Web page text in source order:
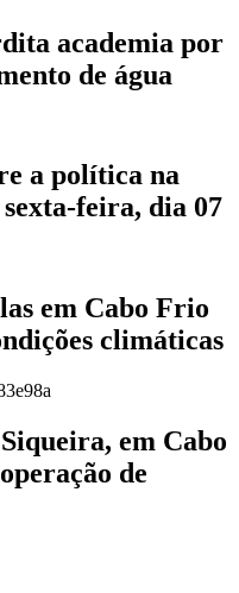
academia por
de água
a política na
sexta-feira, dia 07
em Cabo Frio
climáticas
em Cabo
de